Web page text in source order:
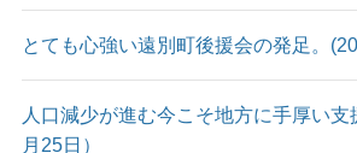
とても心強い遠別町後援会の発足。
人口減少が進む今こそ地方に手厚い
月25日）